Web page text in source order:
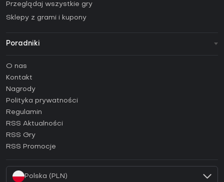
Przeglądaj wszystkie gry
Sklepy z grami i kupony
Poradniki
Poradniki
Jak aktywować klucz Steam (CD Key)?
Jak aktywować klucz Epic Games (CD Key)?
Jak aktywować klucz GOG (CD Key)?
Jak aktywować klucz Ubisoft Connect (CD Key)?
Jak aktywować klucz EA App (CD Key)?
O nas
Kontakt
Nagrody
Polityka prywatności
Regulamin
RSS Aktualności
RSS Gry
RSS Promocje
Polska (PLN)